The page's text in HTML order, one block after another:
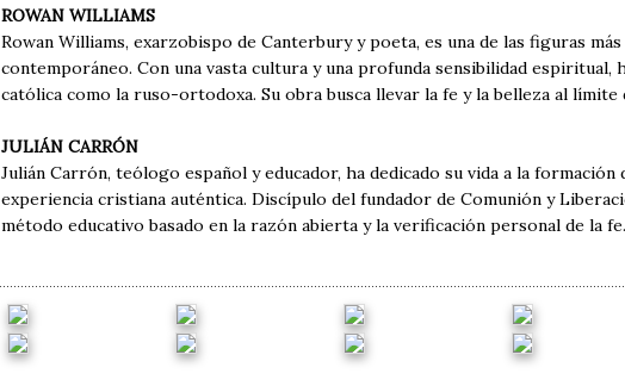
ROWAN WILLIAMS
Rowan Williams, exarzobispo de Canterbury y poeta, es una de las figuras
contemporáneo. Con una vasta cultura y una profunda sensibilidad
católica como la ruso-ortodoxa. Su obra busca llevar la fe y la belleza al límite
JULIÁN CARRÓN
Julián Carrón, teólogo español y educador, ha dedicado su vida a la formación
experiencia cristiana auténtica. Discípulo del fundador de Comunión y
método educativo basado en la razón abierta y la verificación personal de la fe.